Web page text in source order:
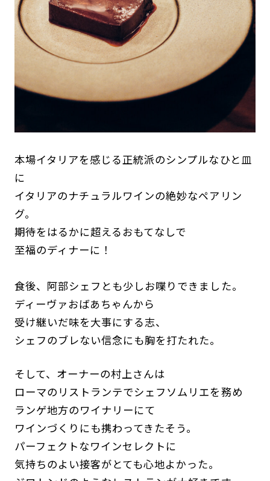
本場イタリアを感じる正統派のシンプルなひと皿
に
イタリアのナチュラルワインの絶妙なペアリン
グ。
期待をはるかに超えるおもてなしで
至福のディナーに！
食後、阿部シェフとも少しお喋りできました。
ディーヴァおばあちゃんから
受け継いだ味を大事にする志、
シェフのブレない信念にも胸を打たれた。
そして、オーナーの村上さんは
ローマのリストランテでシェフソムリエを務め
ランゲ地方のワイナリーにて
ワインづくりにも携わってきたそう。
パーフェクトなワインセレクトに
気持ちのよい接客がとても心地よかった。